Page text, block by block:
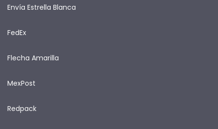
Envía Estrella Blanca
FedEx
Flecha Amarilla
MexPost
Redpack